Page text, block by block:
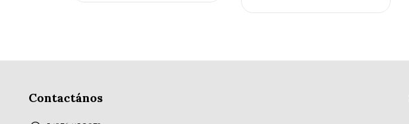
Contactános